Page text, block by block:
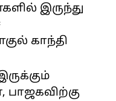
இருந்து
காந்தி
பாஜகவிற்கு